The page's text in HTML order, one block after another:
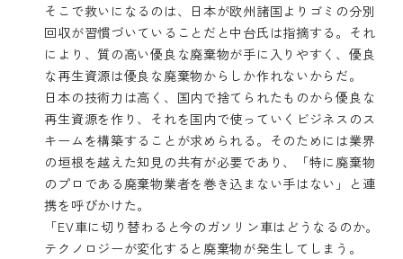
そこで救いになるのは、日本が欧州諸国よりゴミの分別
回収が習慣づいていることだと中台氏は指摘する。それ
により、質の高い優良な廃棄物が手に入りやすく、優良
な再生資源は優良な廃棄物からしか作れないからだ。
日本の技術力は高く、国内で捨てられたものから優良な
再生資源を作り、それを国内で使っていくビジネスのス
キームを構築することが求められる。そのためには業界
の垣根を越えた知見の共有が必要であり、「特に廃棄物
のプロである廃棄物業者を巻き込まない手はない」と連
携を呼びかけた。
「EV車に切り替わると今のガソリン車はどうなるのか。
テクノロジーが変化すると廃棄物が発生してしまう。